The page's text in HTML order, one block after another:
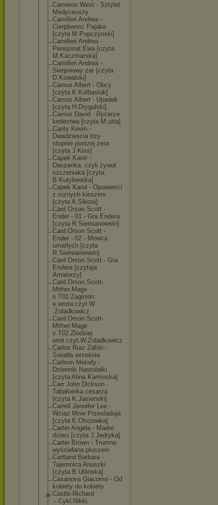
Cameron West - Sztylet
Medyceuszy
Camilleri Andrea -
Cierpliwosc Pajaka
[czyta M.Popczynski]
Camilleri Andrea -
Pensjonat Ewa [czyta
M.Kaczmarska]
Camilleri Andrea -
Sierpniowy zar [czyta
D.Kowalski]
Camus Albert - Obcy
[czyta K.Kolbasiuk]
Camus Albert - Upadek
[czyta H.Drygalski]
Camus David - Rycerze
krolestwa [czyta M.utta]
Canty Kevin -
Dwadziescia trzy
stopnie ponizej zera
[czyta J.Kiss]
Capek Karel -
Daszenka, czyli zywot
szczeniaka [czyta
B.Kutylowska]
Capek Karol - Opowiesci
z roznych kieszeni
[czyta A.Sikora]
Card Orson Scott -
Ender - 01 - Gra Endera
[czyta R.Siemianowski]
Card Orson Scott -
Ender - 02 - Mowca
umarlych [czyta
R.Siemianowski]
Card Orson Scott - Gra
Endera [czytaja
Amatorzy]
Card.Orson.Scott-
Mither.Mage
s.T01.Zaginion
e.wrota.czyt.W
.Zoladkowicz
Card.Orson.Scott-
Mither.Mage
s.T02.Zlodziej
wrot.czyt.W.Zo ladkowicz
Carlos Ruiz Zafón -
Światła września
Carlson Melody -
Dziennik Nastolatki
[czyta Alina Kaminska]
Carr John Dickson -
Tabakierka cesarza
[czyta K.Jasienski]
Carrell Jennifer Lee -
Wciaz Mnie Przesladuja
[czyta E.Olszowka]
Carter Angela - Madre
dzieci [czyta J.Jedryka]
Carter Brown - Trumna
wyściełana pluszem
Cartland Barbara -
Tajemnica Anuszki
[czyta B.Utlinska]
Casanova Giacomo - Od
kobiety do kobiety
Castle.Richard
.-.Cykl.Nikki.